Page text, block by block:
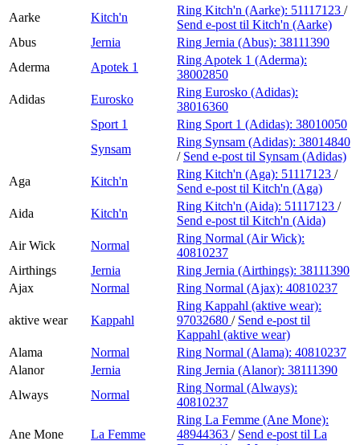
Finn frem
Aarke
Kitch'n
Ring Kitch'n (Aarke): 51117123 /
Send e-post til Kitch'n (Aarke)
Abus
Jernia Ring Jernia (Abus): 38111390
Aderma
Apotek 1
Ring Apotek 1 (Aderma):
38002850
Adidas
Eurosko
Ring Eurosko (Adidas):
38016360
Sport 1
Ring Sport 1 (Adidas): 38010050
Synsam
Ring Synsam (Adidas): 38014840
/ Send e-post til Synsam (Adidas)
Aga
Kitch'n
Ring Kitch'n (Aga): 51117123 /
Send e-post til Kitch'n (Aga)
Aida
Kitch'n
Ring Kitch'n (Aida): 51117123 /
Send e-post til Kitch'n (Aida)
Air Wick
Normal
Ring Normal (Air Wick):
40810237
Airthings
Jernia Ring Jernia (Airthings): 38111390
Ajax
Normal Ring Normal (Ajax): 40810237
aktive wear Kappahl
Ring Kappahl (aktive wear):
97032680 / Send e-post til
Kappahl (aktive wear)
Alama
Normal Ring Normal (Alama): 40810237
Alanor
Jernia Ring Jernia (Alanor): 38111390
Always
Normal
Ring Normal (Always):
40810237
Ane Mone La Femme
Ring La Femme (Ane Mone):
48944363 / Send e-post til La